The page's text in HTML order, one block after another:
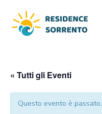
« Tutti gli Eventi
Questo evento è passato.